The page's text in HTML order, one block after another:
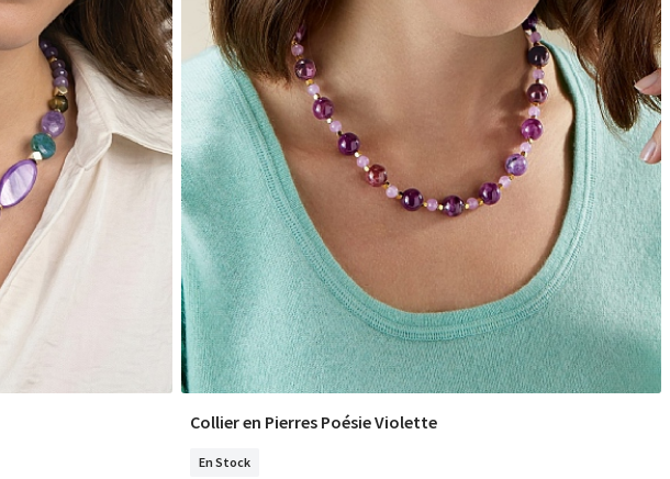
COMMANDER
Collier en Pierres Poésie Violette
En Stock